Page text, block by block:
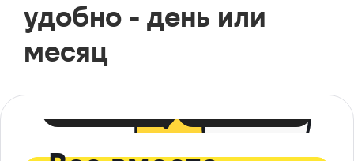
удобно - день или
месяц